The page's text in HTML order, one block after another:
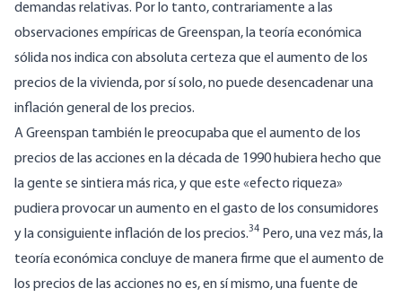
demandas relativas. Por lo tanto, contrariamente a las
observaciones empíricas de Greenspan, la teoría económica
sólida nos indica con absoluta certeza que el aumento de los
precios de la vivienda, por sí solo, no puede desencadenar una
inflación general de los precios.
A Greenspan también le preocupaba que el aumento de los
precios de las acciones en la década de 1990 hubiera hecho que
la gente se sintiera más rica, y que este «efecto riqueza»
pudiera provocar un aumento en el gasto de los consumidores
y la consiguiente inflación de los precios.34 Pero, una vez más, la
teoría económica concluye de manera firme que el aumento de
los precios de las acciones no es, en sí mismo, una fuente de